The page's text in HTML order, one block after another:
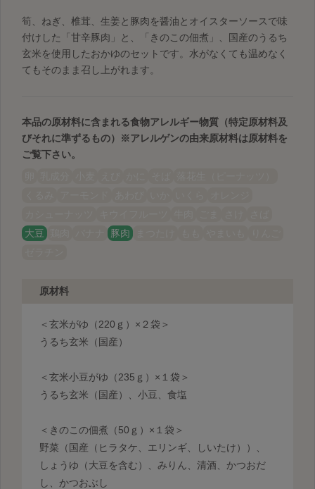
筍、ねぎ、椎茸、生姜と豚肉を醤油とオイスターソースで味
付けした「甘辛豚肉」と、「きのこの佃煮」、国産のうるち
玄米を使用したおかゆのセットです。水がなくても温めなく
てもそのまま召し上がれます。
本品の原材料に含まれる食物アレルギー物質（特定原材料及
びそれに準ずるもの）
※アレルゲンの由来原材料は原材料を
ご覧下さい。
大豆
豚肉
原材料
＜玄米がゆ（220ｇ）×２袋＞
うるち玄米（国産）
＜玄米小豆がゆ（235ｇ）×１袋＞
うるち玄米（国産）、小豆、食塩
＜きのこの佃煮（50ｇ）×１袋＞
野菜（国産（ヒラタケ、エリンギ、しいたけ））、
しょうゆ（大豆を含む）、みりん、清酒、かつおだ
し、かつおぶし